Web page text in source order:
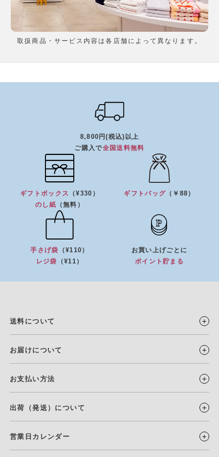
取扱商品・サービス内容は各店舗によって異なります。
8,800円(税込)以上
ご購入で全国送料無料
ギフトボックス
（¥330）
のし紙 （無料）
ギフトバッグ （￥88）
手さげ袋
（¥110）
レジ袋
（¥11）
お買い上げごとに
ポイント貯まる
送料について
お届けについて
お支払い方法
出荷（発送）について
営業日カレンダー